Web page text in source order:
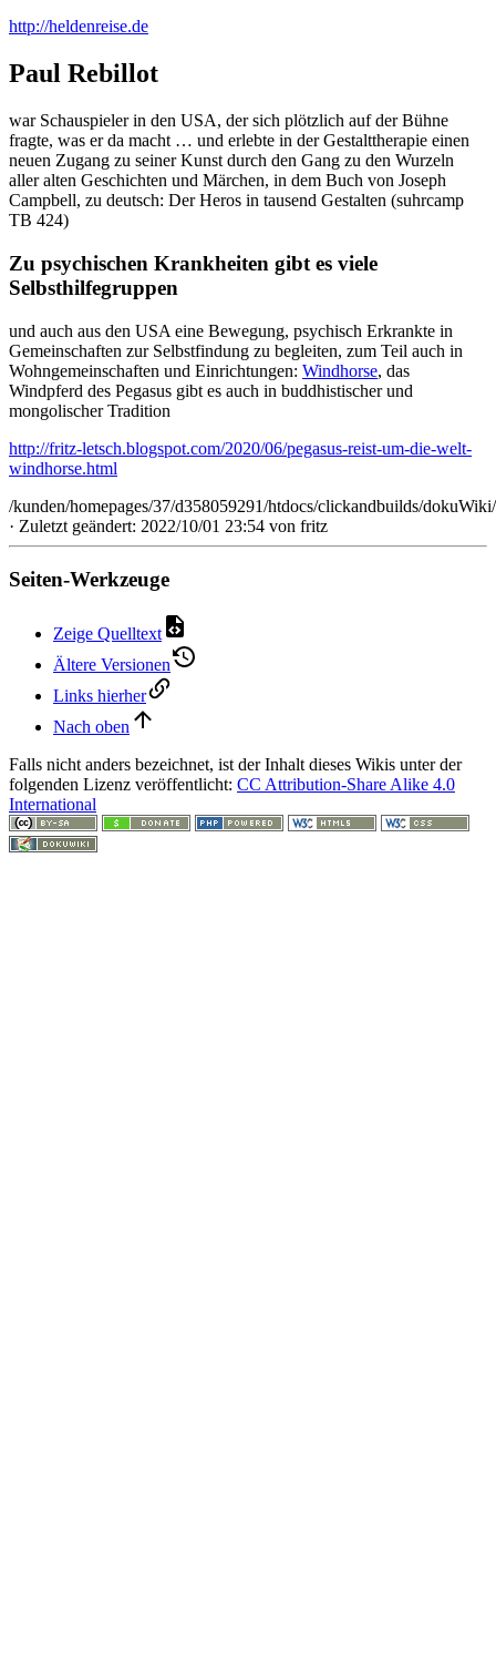
http://heldenreise.de
Paul Rebillot
war Schauspieler in den USA, der sich plötzlich auf der Bühne
fragte, was er da macht … und erlebte in der Gestalttherapie einen
neuen Zugang zu seiner Kunst durch den Gang zu den Wurzeln
aller alten Geschichten und Märchen, in dem Buch von Joseph
Campbell, zu deutsch: Der Heros in tausend Gestalten (suhrcamp
TB 424)
Zu psychischen Krankheiten gibt es viele
Selbsthilfegruppen
und auch aus den USA eine Bewegung, psychisch Erkrankte in
Gemeinschaften zur Selbstfindung zu begleiten, zum Teil auch in
Wohngemeinschaften und Einrichtungen: Windhorse, das
Windpferd des Pegasus gibt es auch in buddhistischer und
mongolischer Tradition
http://fritz-letsch.blogspot.com/2020/06/pegasus-reist-um-die-welt-
windhorse.html
/kunden/homepages/37/d358059291/htdocs/clickandbuilds/
· Zuletzt geändert: 2022/10/01 23:54 von fritz
Seiten-Werkzeuge
Zeige Quelltext
Ältere Versionen
Links hierher
Nach oben
Falls nicht anders bezeichnet, ist der Inhalt dieses Wikis unter der
folgenden Lizenz veröffentlicht: CC Attribution-Share Alike 4.0
International